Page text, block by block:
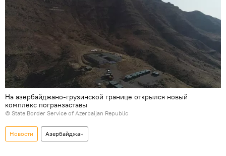
На азербайджано-грузинской границе открылся новый
комплекс погранзаставы
© State Border Service of Azerbaijan Republic
Новости Азербайджан